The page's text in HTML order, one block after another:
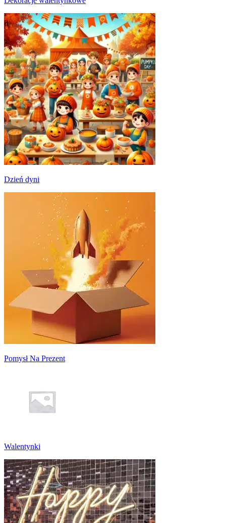
Dzień dyni
Pomysł Na Prezent
Walentynki